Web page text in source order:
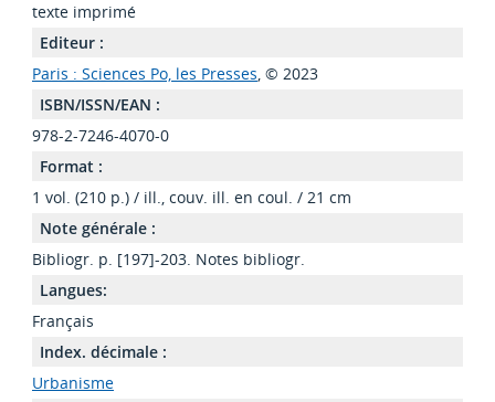
texte imprimé
Editeur :
Paris : Sciences Po, les Presses, © 2023
ISBN/ISSN/EAN :
978-2-7246-4070-0
Format :
1 vol. (210 p.) / ill., couv. ill. en coul. / 21 cm
Note générale :
Bibliogr. p. [197]-203. Notes bibliogr.
Langues:
Français
Index. décimale :
Urbanisme